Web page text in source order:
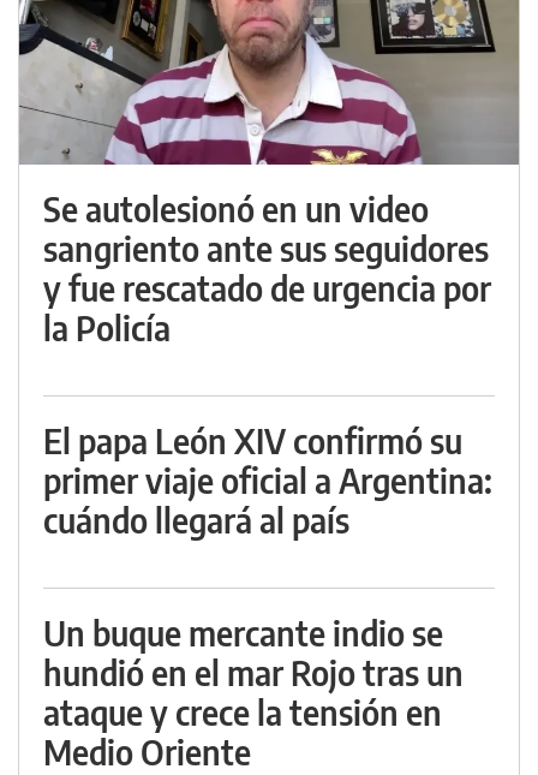
Se autolesionó en un video
sangriento ante sus seguidores
y fue rescatado de urgencia por
la Policía
El papa León XIV confirmó su
primer viaje oficial a Argentina:
cuándo llegará al país
Un buque mercante indio se
hundió en el mar Rojo tras un
ataque y crece la tensión en
Medio Oriente